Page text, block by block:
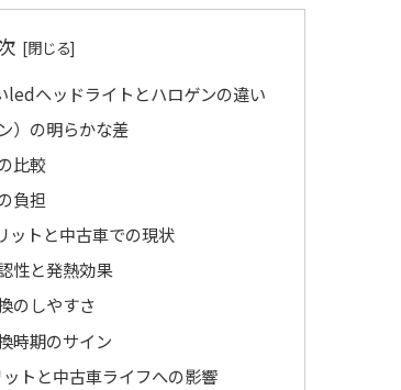
ledヘッドライトとハロゲンの違い
）の明らかな差
比較
負担
ットと中古車での現状
性と発熱効果
のしやすさ
時期のサイン
トと中古車ライフへの影響